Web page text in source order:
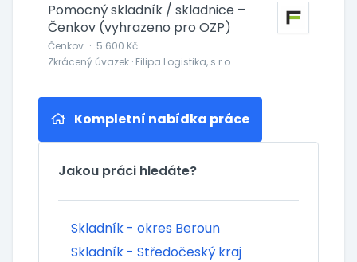
Pomocný skladník / skladnice –
Čenkov (vyhrazeno pro OZP)
Čenkov · 5 600 Kč
Zkrácený úvazek · Filipa Logistika, s.r.o.
Kompletní nabídka práce
Jakou práci hledáte?
Skladník - okres Beroun
Skladník - Středočeský kraj